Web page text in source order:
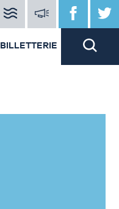
BILLETTERIE